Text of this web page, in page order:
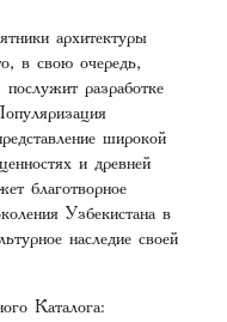
архитектуры
в свою очередь,
разработке
широкой
и древней
благотворное
Узбекистана в
наследие своей
Каталога: